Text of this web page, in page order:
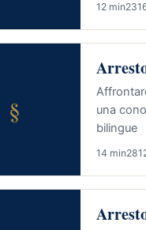
12 min
§
una
bilingue
14 min